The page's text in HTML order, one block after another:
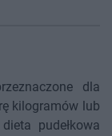
dla
kilogramów lub
pudełkowa